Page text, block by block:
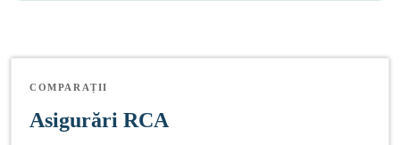
COMPARAȚII
Asigurări RCA